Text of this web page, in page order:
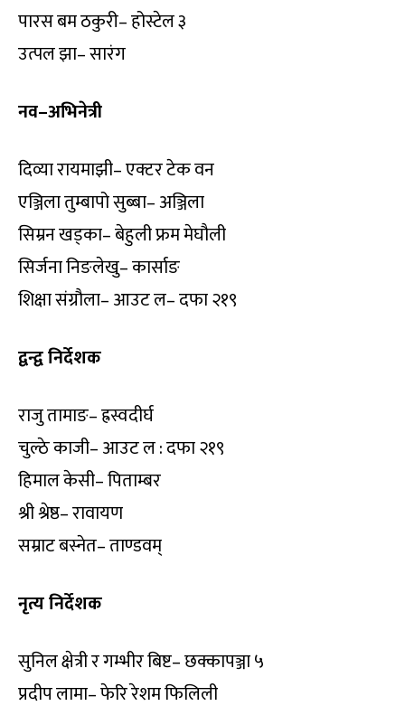
पारस बम ठकुरी– होस्टेल ३
उत्पल झा– सारंग
नव–अभिनेत्री
दिव्या रायमाझी– एक्टर टेक वन
एञ्जिला तुम्बापो सुब्बा– अञ्जिला
सिम्रन खड्का– बेहुली फ्रम मेघौली
सिर्जना निङलेखु– कार्साङ
शिक्षा संग्रौला– आउट ल– दफा २१९
द्वन्द्व निर्देशक
राजु तामाङ– ह्रस्वदीर्घ
चुल्ठे काजी– आउट ल : दफा २१९
हिमाल केसी– पिताम्बर
श्री श्रेष्ठ– रावायण
सम्राट बस्नेत– ताण्डवम्
नृत्य निर्देशक
सुनिल क्षेत्री र गम्भीर बिष्ट– छक्कापञ्जा ५
प्रदीप लामा– फेरि रेशम फिलिली